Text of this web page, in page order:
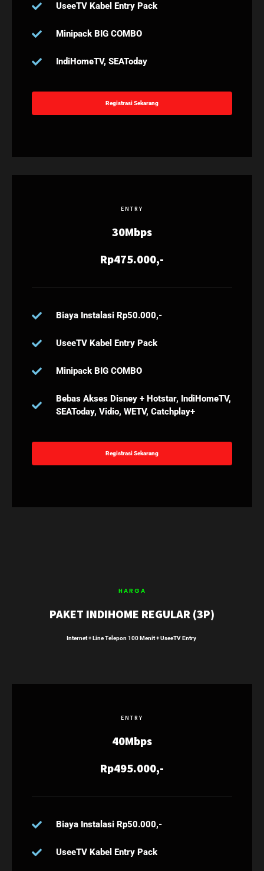
UseeTV Kabel Entry Pack
Minipack BIG COMBO
IndiHomeTV, SEAToday
Registrasi Sekarang
ENTRY
30Mbps
Rp475.000,-
Biaya Instalasi Rp50.000,-
UseeTV Kabel Entry Pack
Minipack BIG COMBO
Bebas Akses Disney + Hotstar, IndiHomeTV,
SEAToday, Vidio, WETV, Catchplay+
Registrasi Sekarang
HARGA
PAKET INDIHOME REGULAR (3P)
Internet + Line Telepon 100 Menit + UseeTV Entry
ENTRY
40Mbps
Rp495.000,-
Biaya Instalasi Rp50.000,-
UseeTV Kabel Entry Pack